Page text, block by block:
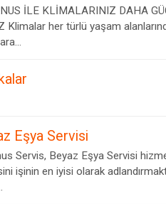
İLE KLİMALARINIZ DAHA
Klimalar her türlü yaşam
Eşya Servisi
Servis, Beyaz Eşya Servisi
işinin en iyisi olarak